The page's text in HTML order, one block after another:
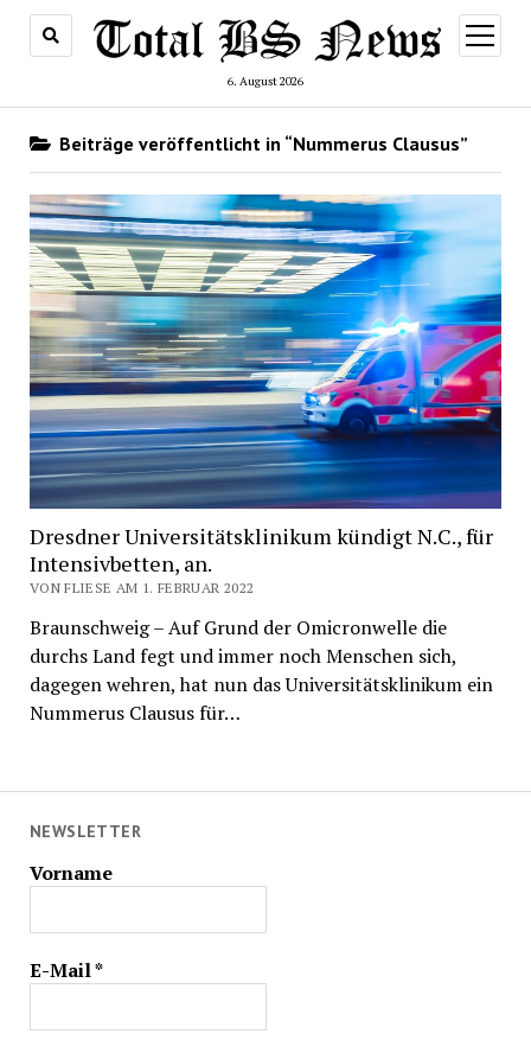
6. August 2026
Menü
öffnen
NEWSLETTER
Vorname
E-Mail*
Beiträge veröffentlicht in “Nummerus Clausus”
Dresdner Universitätsklinikum kündigt N.C., für
Intensivbetten, an.
VON FLIESE AM 1. FEBRUAR 2022
Braunschweig – Auf Grund der Omicronwelle die
durchs Land fegt und immer noch Menschen sich,
dagegen wehren, hat nun das Universitätsklinikum ein
Nummerus Clausus für…